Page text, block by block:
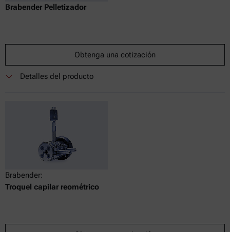
Brabender Pelletizador
Obtenga una cotización
Detalles del producto
Brabender:
Troquel capilar reométrico